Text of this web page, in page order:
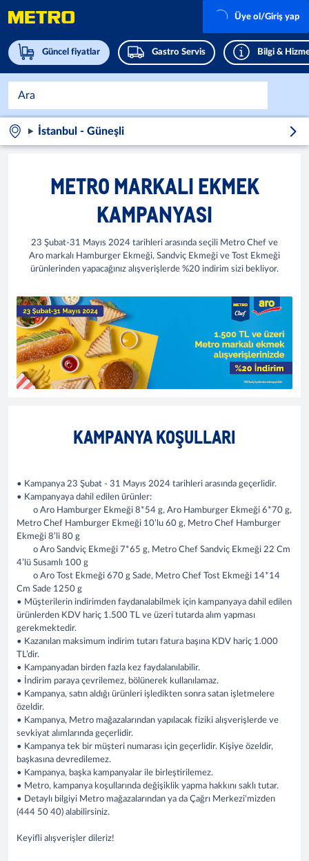
Güncel fiyatlar Gastro Servis Bilgi &
Üye ol/Giriş yap
İstanbul - Güneşli
METRO MARKALI EKMEK
KAMPANYASI
23 Şubat-31 Mayıs 2024 tarihleri arasında seçili Metro Chef ve
Aro markalı Hamburger Ekmeği, Sandviç Ekmeği ve Tost Ekmeği
ürünlerinden yapacağınız alışverişlerde %20 indirim sizi bekliyor.
KAMPANYA KOŞULLARI
• Kampanya 23 Şubat - 31 Mayıs 2024 tarihleri arasında geçerlidir.
• Kampanyaya dahil edilen ürünler:
o Aro Hamburger Ekmeği 8*54 g, Aro Hamburger Ekmeği 6*70 g,
Metro Chef Hamburger Ekmeği 10’lu 60 g, Metro Chef Hamburger
Ekmeği 8’li 80 g
o Aro Sandviç Ekmeği 7*65 g, Metro Chef Sandviç Ekmeği 22 Cm
4’lü Susamlı 100 g
o Aro Tost Ekmeği 670 g Sade, Metro Chef Tost Ekmeği 14*14
Cm Sade 1250 g
• Müşterilerin indirimden faydanalabilmek için kampanyaya dahil edilen
ürünlerden KDV hariç 1.500 TL ve üzeri tutarda alım yapması
gerekmektedir.
• Kazanılan maksimum indirim tutarı fatura başına KDV hariç 1.000
TL’dir.
• Kampanyadan birden fazla kez faydalanılabilir.
• İndirim paraya çevrilemez, bölünerek kullanılamaz.
• Kampanya, satın aldığı ürünleri işledikten sonra satan işletmelere
özeldir.
• Kampanya, Metro mağazalarından yapılacak fiziki alışverişlerde ve
sevkiyat alımlarında geçerlidir.
• Kampanya tek bir müşteri numarası için geçerlidir. Kişiye özeldir,
başkasına devredilemez.
• Kampanya, başka kampanyalar ile birleştirilemez.
• Metro, kampanya koşullarında değişiklik yapma hakkını saklı tutar.
• Detaylı bilgiyi Metro mağazalarından ya da Çağrı Merkezi'mizden
(444 50 40) alabilirsiniz.
Keyifli alışverişler dileriz!